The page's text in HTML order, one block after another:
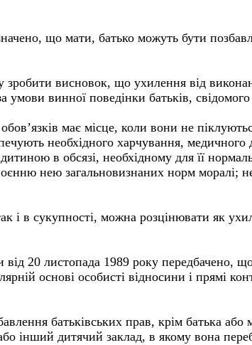
що мати, батько можуть бути
зробити висновок, що ухилення від
умови винної поведінки батьків,
має місце, коли вони не
необхідного харчування,
в обсязі, необхідному для її
нею загальновизнаних норм моралі;
і в сукупності, можна розцінювати як
20 листопада 1989 року передбачено,
основі особисті відносини і прямі
батьківських прав, крім батька
інший дитячий заклад, в якому вона